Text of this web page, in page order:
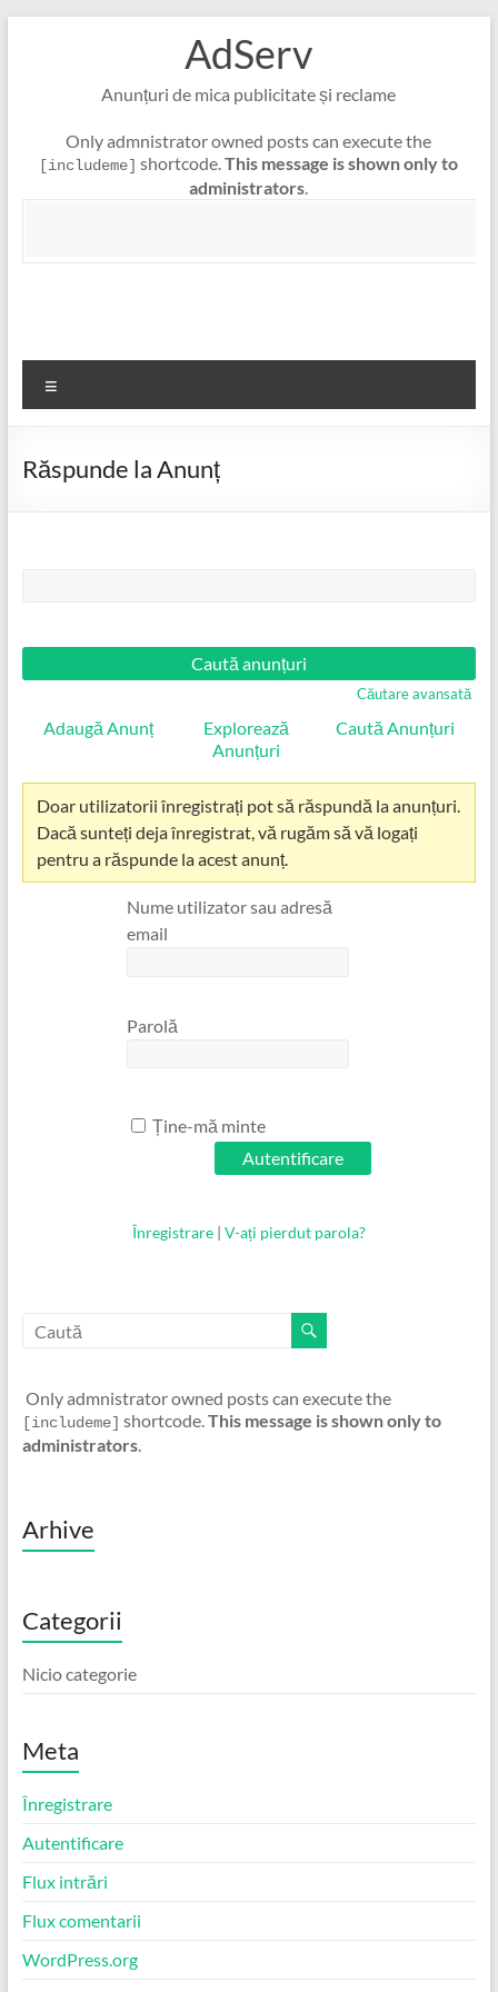
AdServ
Anunțuri de mica publicitate și reclame
Only admnistrator owned posts can execute the
[includeme] shortcode.This message is shown only to
administrators.
Răspunde la Anunț
Căutare avansată
Adaugă Anunț
Explorează
Anunțuri
Caută Anunțuri
Doar utilizatorii înregistrați pot să răspundă la anunțuri.
Dacă sunteți deja înregistrat, vă rugăm să vă logați
pentru a răspunde la acest anunț.
Nume utilizator sau adresă
email
Parolă
Ține-mă minte
Înregistrare| V-ați pierdut parola?
Only admnistrator owned posts can execute the
[includeme] shortcode.This message is shown only to
administrators.
Arhive
Categorii
Nicio categorie
Meta
Înregistrare
Autentificare
Flux intrări
Flux comentarii
WordPress.org